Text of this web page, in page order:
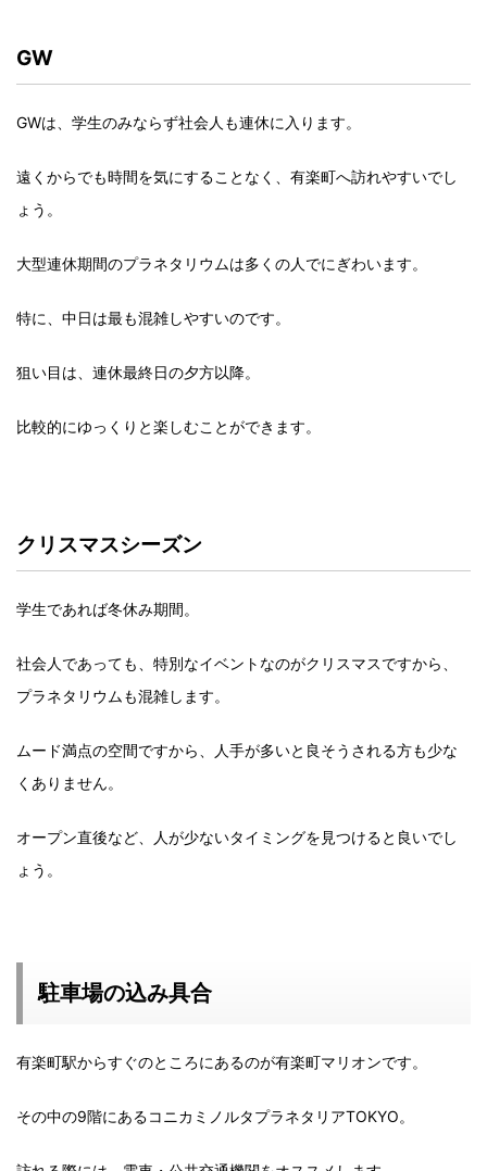
GW
GWは、学生のみならず社会人も連休に入ります。
遠くからでも時間を気にすることなく、有楽町へ訪れやすいでし
ょう。
大型連休期間のプラネタリウムは多くの人でにぎわいます。
特に、中日は最も混雑しやすいのです。
狙い目は、連休最終日の夕方以降。
比較的にゆっくりと楽しむことができます。
クリスマスシーズン
学生であれば冬休み期間。
社会人であっても、特別なイベントなのがクリスマスですから、
プラネタリウムも混雑します。
ムード満点の空間ですから、人手が多いと良そうされる方も少な
くありません。
オープン直後など、人が少ないタイミングを見つけると良いでし
ょう。
駐車場の込み具合
有楽町駅からすぐのところにあるのが有楽町マリオンです。
その中の9階にあるコニカミノルタプラネタリアTOKYO。